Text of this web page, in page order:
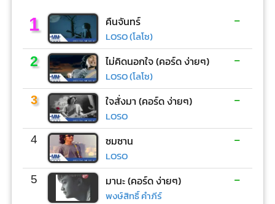
1 คืนจันทร์
LOSO (โลโซ)
-
2 ไม่คิดนอกใจ (คอร์ด ง่ายๆ)
LOSO (โลโซ)
-
3 ใจสั่งมา (คอร์ด ง่ายๆ)
LOSO
-
4 ซมซาน
LOSO
-
5 มานะ (คอร์ด ง่ายๆ)
พงษ์สิทธิ์ คำภีร์
-